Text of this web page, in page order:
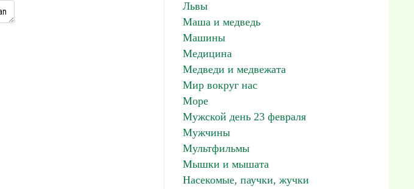
Львы
Маша и медведь
Машины
Медицина
Медведи и медвежата
Мир вокруг нас
Море
Мужской день 23 февраля
Мужчины
Мультфильмы
Мышки и мышата
Насекомые, паучки, жучки